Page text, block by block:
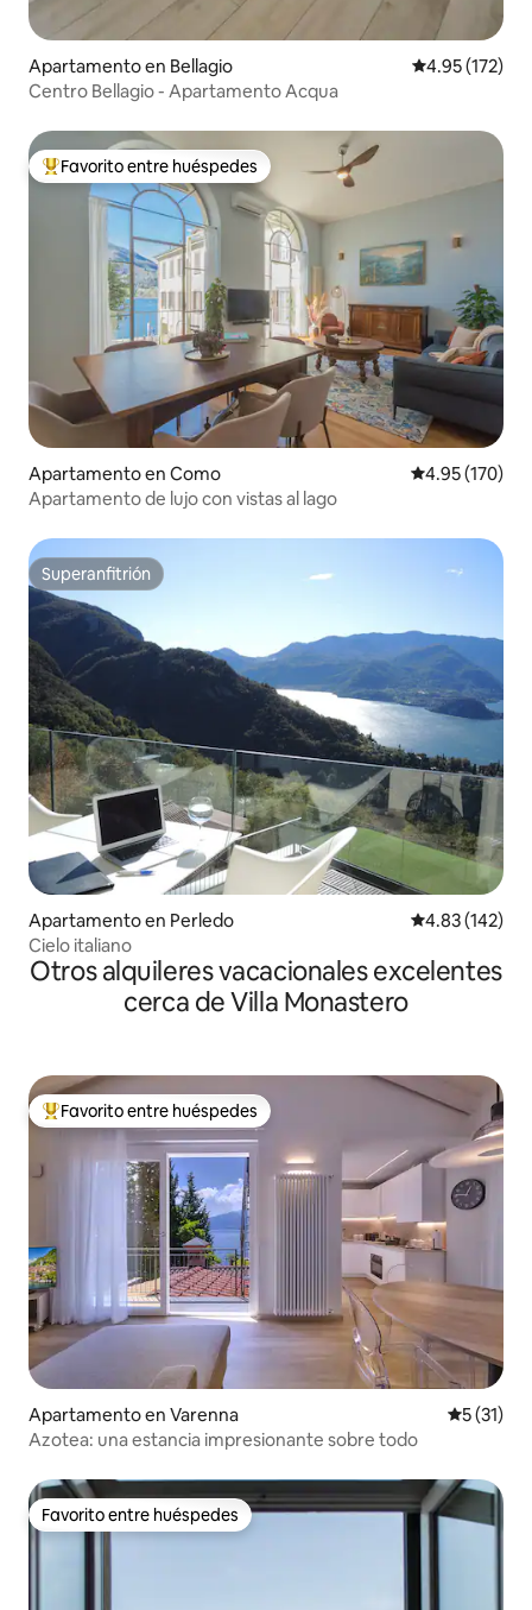
Apartamento en Bellagio Calificación
4.95 (172)
Centro Bellagio - Apartamento Acqua
Favorito entre huéspedes preferido
Favorito entre huéspedes
Apartamento en Como Calificación
4.95 (170)
Apartamento de lujo con vistas al lago
Superanfitrión
Superanfitrión
Apartamento en Perledo Calificación
4.83 (142)
Cielo italiano
Otros alquileres vacacionales excelentes
cerca de Villa Monastero
Favorito entre huéspedes preferido
Favorito entre huéspedes
Apartamento en Varenna
5 (31)
Azotea: una estancia impresionante sobre todo
Favorito entre huéspedes
Favorito entre huéspedes